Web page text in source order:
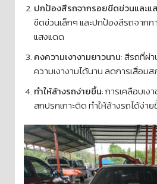
ปกป้องสีรถจากรอยขีดข่วนและแ
ขีดข่วนเล็กๆ และปกป้องสีรถจากก
แสงแดด
คงความเงางามยาวนาน: สีรถที่ผ่า
ความเงางามได้นาน ลดการเสื่อม
ทำให้ล้างรถง่ายขึ้น: การเคลือบเง
สกปรกเกาะติด ทำให้ล้างรถได้ง่าย